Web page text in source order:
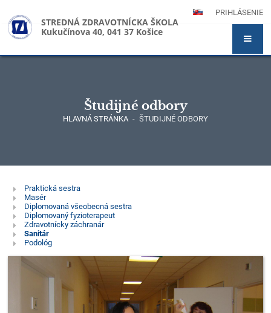
PRIHLÁSENIE
STREDNÁ ZDRAVOTNÍCKA ŠKOLA
Kukučínova 40, 041 37 Košice
Študijné odbory
HLAVNÁ STRÁNKA - ŠTUDIJNÉ ODBORY
Študijné
odbory
Praktická sestra
Masér
Diplomovaná všeobecná sestra
Diplomovaný fyzioterapeut
Zdravotnícky záchranár
Sanitár
Podológ